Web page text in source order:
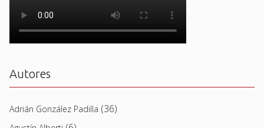
Autores
Adrián González Padilla (36)